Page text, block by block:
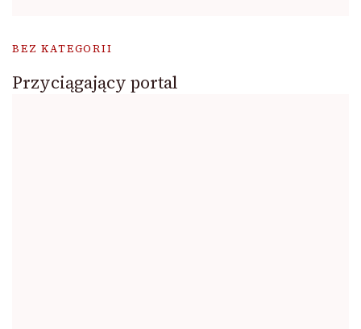
BEZ KATEGORII
Przyciągający portal